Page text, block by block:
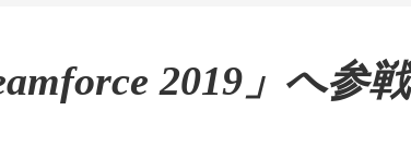
2019」へ参戦